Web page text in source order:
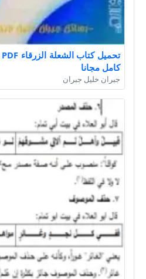
كامل مجانا
جبران خليل جبران